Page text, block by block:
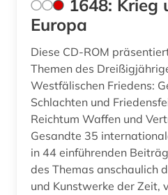
bucheinband (1)
buchhandel (2)
buchkunst (6)
buchmalerei (1)
buchwissenschaft (1)
1648: Krieg
Europa
Diese CD-ROM
Themen des
Westfälischen Friedens:
Schlachten und
Reichtum Waffen und
Gesandte 35 internationale Spezialisten stellen
in 44 einführenden
des Themas anschaulich
und Kunstwerke der Zeit,